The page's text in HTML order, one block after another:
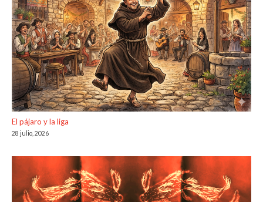
El pájaro y la liga
28 julio, 2026